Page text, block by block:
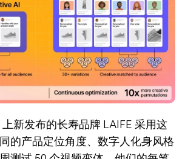
新发布的长寿品牌 LAIFE 采用这
的产品定位角度、数字人化身风格